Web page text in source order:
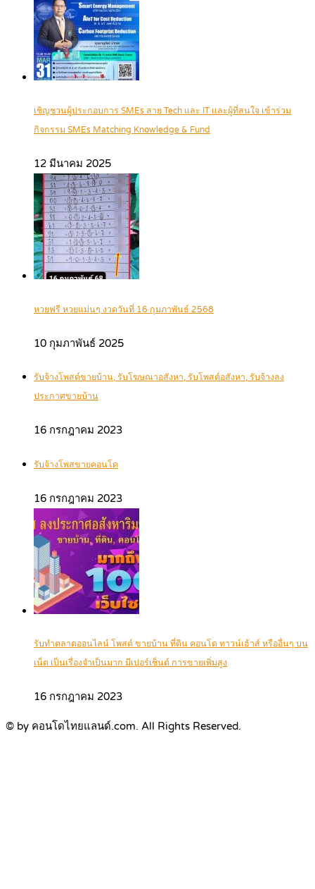
เชิญชวนผู้ประกอบการ SMEs สาย Tech และ IT และผู้ที่สนใจ เข้าร่วม
กิจกรรม SMEs Matching Knowledge & Fund
12 มีนาคม 2025
หวยฟรี หวยแม่นๆ งวดวันที่ 16 กุมภาพันธ์ 2568
10 กุมภาพันธ์ 2025
รับจ้างโพสต์ขายบ้าน, รับโฆษณาอสังหา, รับโพสต์อสังหา, รับจ้างลง
ประกาศขายบ้าน
16 กรกฎาคม 2023
รับจ้างโพสขายคอนโด
16 กรกฎาคม 2023
รับทำตลาดออนไลน์ โพสต์ ขายบ้าน ที่ดิน คอนโด ทาวน์เฮ้าส์ หรืออื่นๆ บน
เน็ต เป็นเรื่องจำเป็นมาก มีเปอร์เซ็นต์ การขายเพิ่มสูง
16 กรกฎาคม 2023
© by คอนโดไทยแลนด์.com. All Rights Reserved.